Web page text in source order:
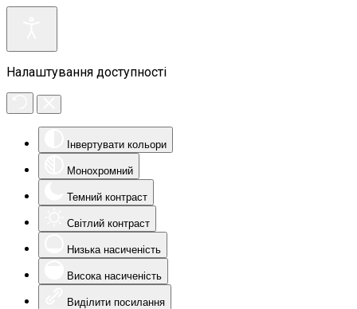
Налаштування доступності
Інвертувати кольори
Монохромний
Темний контраст
Світлий контраст
Низька насиченість
Висока насиченість
Виділити посилання